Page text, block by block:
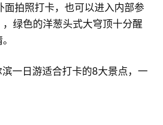
面拍照打卡，也可以进入内部参
绿色的洋葱头式大穹顶十分醒